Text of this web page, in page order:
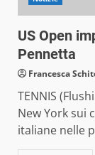
US Open
Pennetta
Francesca
TENNIS
New York sui
italiane nelle